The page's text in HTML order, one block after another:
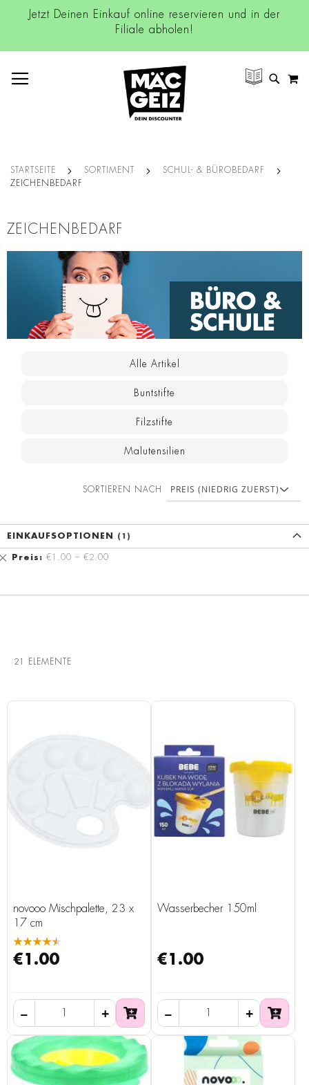
Jetzt Deinen Einkauf online reservieren und in der
Filiale abholen!
SUCHE
STARTSEITE SORTIMENT
SCHUL- & BÜROBEDARF
ZEICHENBEDARF
ZEICHENBEDARF
Alle Artikel
Buntstifte
Filzstifte
Malutensilien
21 ELEMENTE
SORTIEREN NACH
novooo Mischpalette, 23 x
17 cm
★★★★★
€1.00
Wasserbecher 150ml
€1.00
EINKAUFSOPTIONEN
Preis €1.00 – €2.00
Diesen